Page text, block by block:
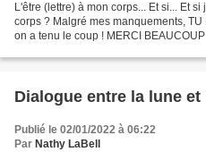
L'être (lettre) à mon corps... Et si... Et
corps ? Malgré mes manquements,
on a tenu le coup ! MERCI
Dialogue entre la lune et
Publié le 02/01/2022 à 06:22
Par Nathy LaBell